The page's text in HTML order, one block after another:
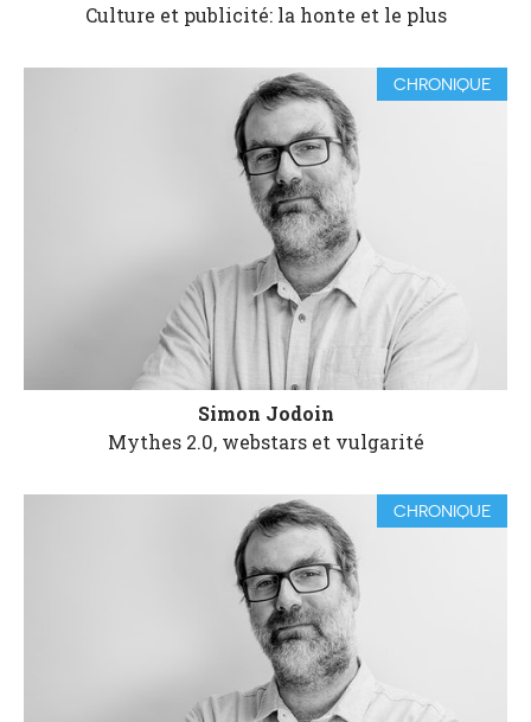
Culture et publicité: la honte et le plus
CHRONIQUE
Simon Jodoin
Mythes 2.0, webstars et vulgarité
CHRONIQUE